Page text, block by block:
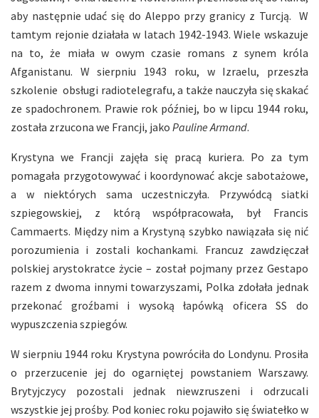
aby następnie udać się do Aleppo przy granicy z Turcją. W
tamtym rejonie działała w latach 1942-1943. Wiele wskazuje
na to, że miała w owym czasie romans z synem króla
Afganistanu. W sierpniu 1943 roku, w Izraelu, przeszła
szkolenie obsługi radiotelegrafu, a także nauczyła się skakać
ze spadochronem. Prawie rok później, bo w lipcu 1944 roku,
została zrzucona we Francji, jako Pauline Armand.
Krystyna we Francji zajęła się pracą kuriera. Po za tym
pomagała przygotowywać i koordynować akcje sabotażowe,
a w niektórych sama uczestniczyła. Przywódcą siatki
szpiegowskiej, z którą współpracowała, był Francis
Cammaerts. Między nim a Krystyną szybko nawiązała się nić
porozumienia i zostali kochankami. Francuz zawdzięczał
polskiej arystokratce życie – został pojmany przez Gestapo
razem z dwoma innymi towarzyszami, Polka zdołała jednak
przekonać groźbami i wysoką łapówką oficera SS do
wypuszczenia szpiegów.
W sierpniu 1944 roku Krystyna powróciła do Londynu. Prosiła
o przerzucenie jej do ogarniętej powstaniem Warszawy.
Brytyjczycy pozostali jednak niewzruszeni i odrzucali
wszystkie jej prośby. Pod koniec roku pojawiło się światełko w